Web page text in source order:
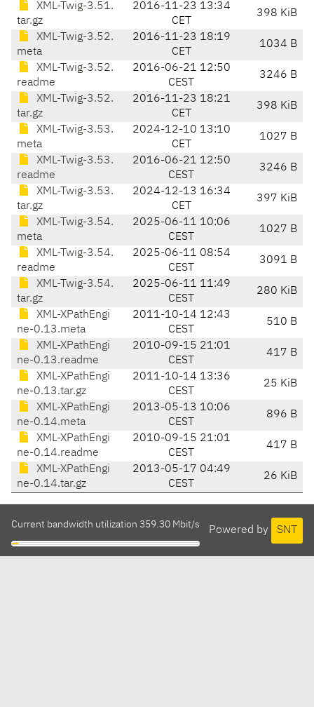
XML-Twig-3.51.
tar.gz
2016-11-23 13:34
CET
398 KiB
XML-Twig-3.52.
meta
2016-11-23 18:19
CET
1034 B
XML-Twig-3.52.
readme
2016-06-21 12:50
CEST
3246 B
XML-Twig-3.52.
tar.gz
2016-11-23 18:21
CET
398 KiB
XML-Twig-3.53.
meta
2024-12-10 13:10
CET
1027 B
XML-Twig-3.53.
readme
2016-06-21 12:50
CEST
3246 B
XML-Twig-3.53.
tar.gz
2024-12-13 16:34
CET
397 KiB
XML-Twig-3.54.
meta
2025-06-11 10:06
CEST
1027 B
XML-Twig-3.54.
readme
2025-06-11 08:54
CEST
3091 B
XML-Twig-3.54.
tar.gz
2025-06-11 11:49
CEST
280 KiB
XML-XPathEngi
ne-0.13.meta
2011-10-14 12:43
CEST
510 B
XML-XPathEngi
ne-0.13.readme
2010-09-15 21:01
CEST
417 B
XML-XPathEngi
ne-0.13.tar.gz
2011-10-14 13:36
CEST
25 KiB
XML-XPathEngi
ne-0.14.meta
2013-05-13 10:06
CEST
896 B
XML-XPathEngi
ne-0.14.readme
2010-09-15 21:01
CEST
417 B
XML-XPathEngi
ne-0.14.tar.gz
2013-05-17 04:49
CEST
26 KiB
Powered by SNT
Current bandwidth utilization 359.30 Mbit/s